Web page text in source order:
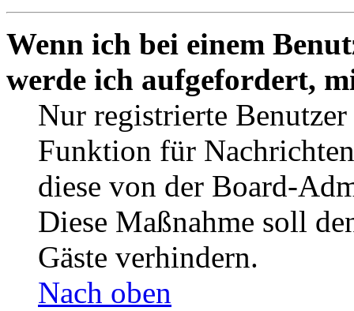
Wenn ich bei einem
werde ich aufgefordert,
Nur registrierte
Funktion für
diese von der Board-
Diese Maßnahme soll
Gäste verhindern.
Nach oben